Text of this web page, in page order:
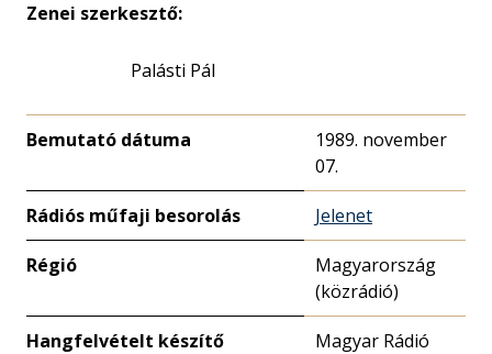
Zenei szerkesztő:
Palásti Pál
Bemutató dátuma
1989. november
07.
Rádiós műfaji besorolás Jelenet
Régió
Magyarország
(közrádió)
Hangfelvételt készítő
Magyar Rádió